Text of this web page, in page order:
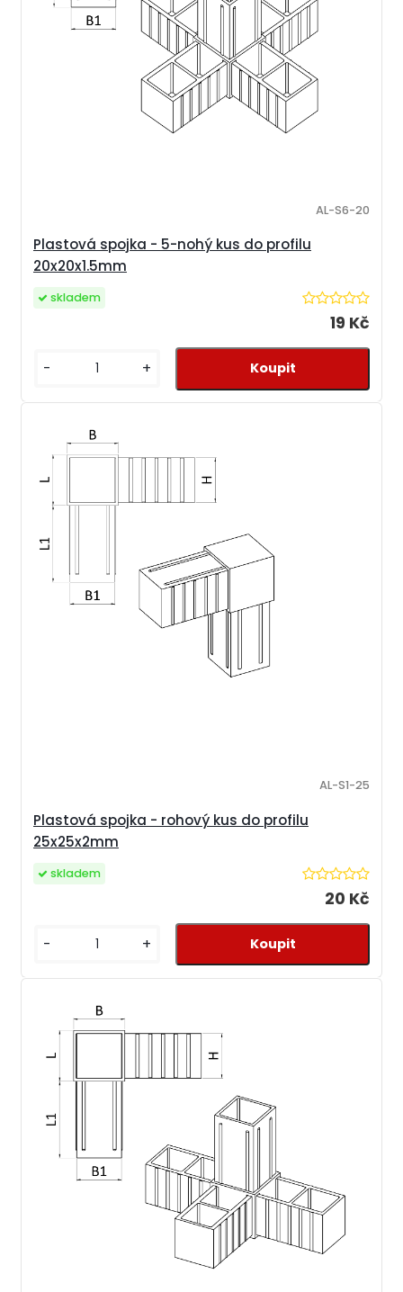
Plastová spojka - 5-nohý kus do profilu
20x20x1.5mm
AL-S6-20
19 Kč
skladem
- +
Plastová spojka - rohový kus do profilu
25x25x2mm
AL-S1-25
20 Kč
skladem
- +